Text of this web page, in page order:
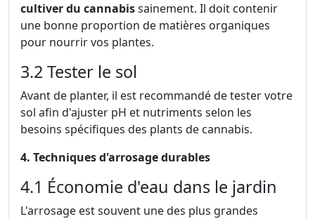
cultiver du cannabissainement. Il doit contenir
une bonne proportion de matières organiques
pour nourrir vos plantes.
3.2 Tester le sol
Avant de planter, il est recommandé de tester votre
sol afin d'ajuster pH et nutriments selon les
besoins spécifiques des plants de cannabis.
4. Techniques d'arrosage durables
4.1 Économie d'eau dans le jardin
L'arrosage est souvent une des plus grandes